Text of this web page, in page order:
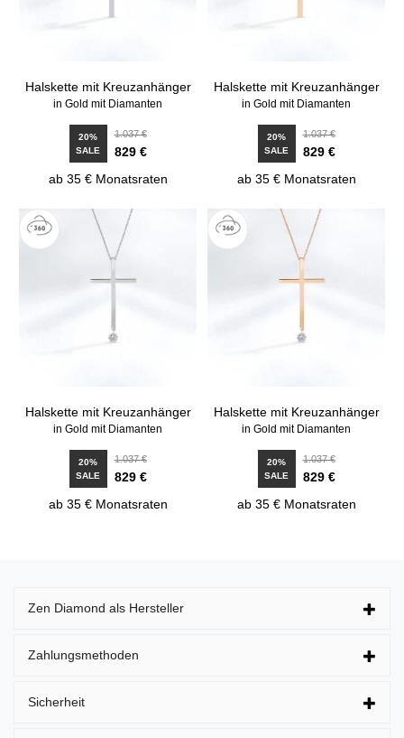
Halskette mit Kreuzanhänger
in Gold mit Diamanten
20%
SALE
1.037 €
829 €
ab 35 € Monatsraten
Halskette mit Kreuzanhänger
in Gold mit Diamanten
20%
SALE
1.037 €
829 €
ab 35 € Monatsraten
Halskette mit Kreuzanhänger
in Gold mit Diamanten
20%
SALE
1.037 €
829 €
ab 35 € Monatsraten
Halskette mit Kreuzanhänger
in Gold mit Diamanten
20%
SALE
1.037 €
829 €
ab 35 € Monatsraten
Zen Diamond als Hersteller
Zahlungsmethoden
Sicherheit